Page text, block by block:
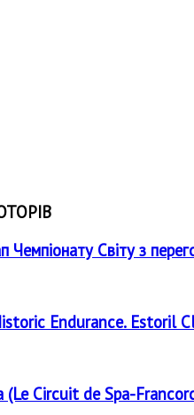
Світу з
Endurance. Estoril
(Le Circuit de Spa-